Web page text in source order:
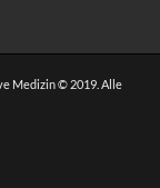
Medizin © 2019. Alle